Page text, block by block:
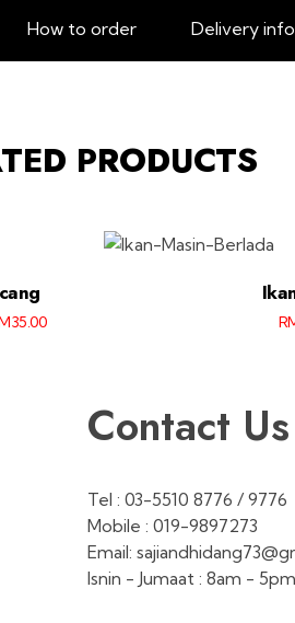
How to order Delivery info
PRODUCTS
35.00
Contact Us
Tel : 03-5510 8776 / 9776
Mobile : 019-9897273
Email:
Isnin - Jumaat : 8am - 5pm